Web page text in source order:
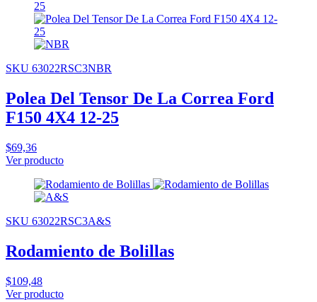
SKU 63022RSC3NBR
Polea Del Tensor De La Correa Ford
F150 4X4 12-25
$69,36
Ver producto
SKU 63022RSC3A&S
Rodamiento de Bolillas
$109,48
Ver producto